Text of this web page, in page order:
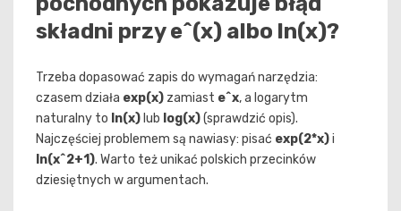
składni przy e^(x) albo ln(x)?
Trzeba dopasować zapis do wymagań narzędzia:
czasem działa exp(x) zamiast e^x, a logarytm
naturalny to ln(x) lub log(x)(sprawdzić opis).
Najczęściej problemem są nawiasy: pisać exp(2*x)i
ln(x^2+1). Warto też unikać polskich przecinków
dziesiętnych w argumentach.